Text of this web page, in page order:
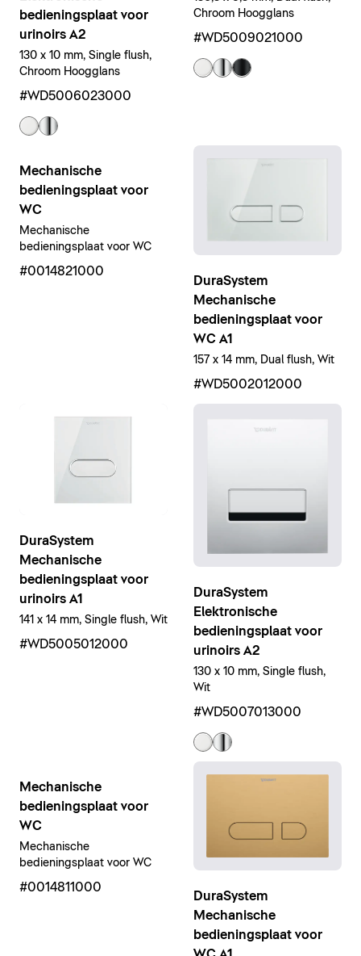
bedieningsplaat voor
urinoirs A2
130 x 10 mm, Single flush,
Chroom Hoogglans
#WD5006023000
Chroom Hoogglans
#WD5009021000
Mechanische
bedieningsplaat voor
WC
Mechanische
bedieningsplaat voor WC
#0014821000
DuraSystem
Mechanische
bedieningsplaat voor
WC A1
157 x 14 mm, Dual flush, Wit
#WD5002012000
DuraSystem
Mechanische
bedieningsplaat voor
urinoirs A1
141 x 14 mm, Single flush, Wit
#WD5005012000
DuraSystem
Elektronische
bedieningsplaat voor
urinoirs A2
130 x 10 mm, Single flush,
Wit
#WD5007013000
Mechanische
bedieningsplaat voor
WC
Mechanische
bedieningsplaat voor WC
#0014811000
DuraSystem
Mechanische
bedieningsplaat voor